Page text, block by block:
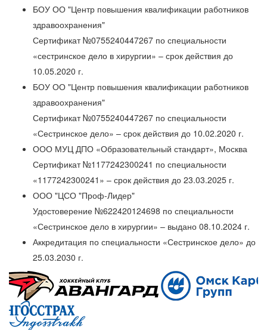
БОУ ОО "Центр повышения квалификации работников
здравоохранения"
Сертификат №0755240447267 по специальности
«сестринское дело в хирургии» – срок действия до
10.05.2020 г.
БОУ ОО "Центр повышения квалификации работников
здравоохранения"
Сертификат №0755240447267 по специальности
«Сестринское дело» – срок действия до 10.02.2020 г.
ООО МУЦ ДПО «Образовательный стандарт», Москва
Сертификат №1177242300241 по специальности
«1177242300241» – срок действия до 23.03.2025 г.
ООО "ЦСО "Проф-Лидер"
Удостоверение №622420124698 по специальности
«Сестринское дело в хирургии» – выдано 08.10.2024 г.
Аккредитация по специальности «Сестринское дело» до
25.03.2030 г.